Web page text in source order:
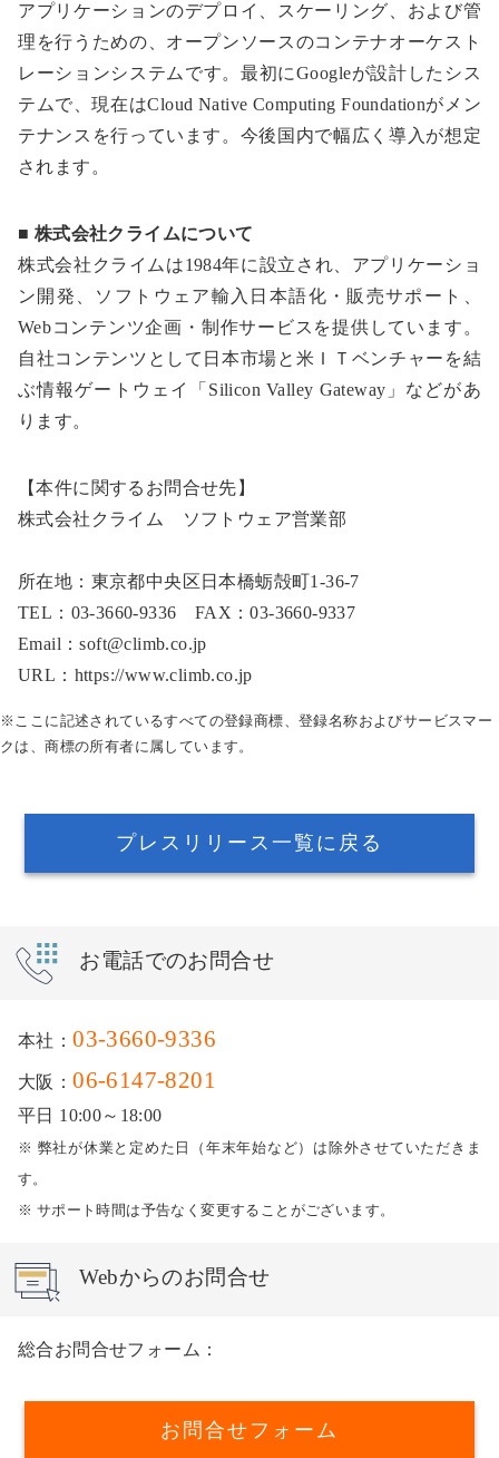
アプリケーションのデプロイ、スケーリング、および管
理を行うための、オープンソースのコンテナオーケスト
レーションシステムです。最初にGoogleが設計したシス
テムで、現在はCloud Native Computing Foundationがメン
テナンスを行っています。今後国内で幅広く導入が想定
されます。
■ 株式会社クライムについて
株式会社クライムは1984年に設立され、アプリケーショ
ン開発、ソフトウェア輸入日本語化・販売サポート、
Webコンテンツ企画・制作サービスを提供しています。
自社コンテンツとして日本市場と米ＩＴベンチャーを結
ぶ情報ゲートウェイ「Silicon Valley Gateway」などがあ
ります。
【本件に関するお問合せ先】
株式会社クライム ソフトウェア営業部
所在地：東京都中央区日本橋蛎殻町1-36-7
TEL：03-3660-9336 FAX：03-3660-9337
Email：soft@climb.co.jp
URL：https://www.climb.co.jp
※ここに記述されているすべての登録商標、登録名称およびサービスマー
クは、商標の所有者に属しています。
プレスリリース一覧に戻る
お電話でのお問合せ
本社：03-3660-9336
大阪：06-6147-8201
平日 10:00～18:00
※ 弊社が休業と定めた日（年末年始など）は除外させていただきま
す。
※ サポート時間は予告なく変更することがございます。
Webからのお問合せ
総合お問合せフォーム：
お問合せフォーム